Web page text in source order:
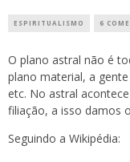
ESPIRITUALISMO 6
O plano astral não é
plano material, a
etc. No astral
filiação, a isso damos
Seguindo a Wikipédia: